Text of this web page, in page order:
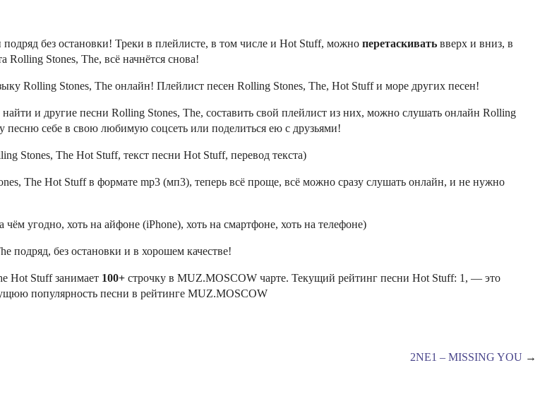
без остановки! Треки в плейлисте, в том числе и Hot Stuff, можно перетаскивать вверх и вниз, в
Stones, The, всё начнётся снова!
Rolling Stones, The онлайн! Плейлист песен Rolling Stones, The, Hot Stuff и море других песен!
и другие песни Rolling Stones, The, составить свой плейлист из них, можно слушать онлайн Rolling
песню себе в свою любимую соцсеть или поделиться ею с друзьями!
Stones, The Hot Stuff, текст песни Hot Stuff, перевод текста)
The Hot Stuff в формате mp3 (мп3), теперь всё проще, всё можно сразу слушать онлайн, и не нужно
угодно, хоть на айфоне (iPhone), хоть на смартфоне, хоть на телефоне)
подряд, без остановки и в хорошем качестве!
Hot Stuff занимает 100+ строчку в MUZ.MOSCOW чарте. Текущий рейтинг песни Hot Stuff: 1, — это
популярность песни в рейтинге MUZ.MOSCOW
2NE1 – MISSING YOU →